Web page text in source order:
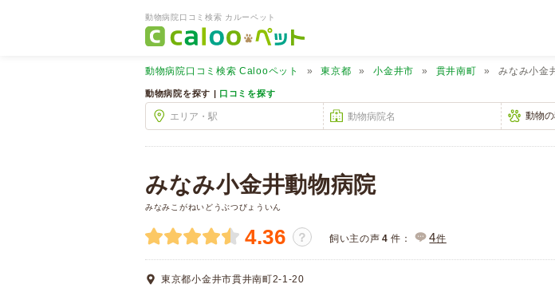
動物病院口コミ検索 カルーペット
動物病院口コミ検索 Calooペット 東京都 小金井市 貫井南町 みなみ小金
動物病院を探す | 口コミを探す
みなみ小金井動物病院
みなみこがねいどうぶつびょういん
4.36 ？ 飼い主の声 4 件： 4件
東京都小金井市貫井南町2-1-20